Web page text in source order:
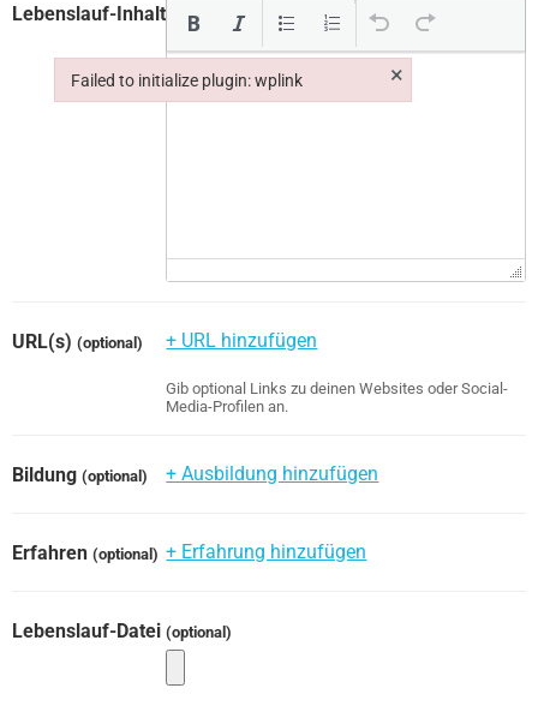
Lebenslauf-Inhalt
URL(s) (optional) + URL hinzufügen
Gib optional Links zu deinen Websites oder Social-
Media-Profilen an.
Bildung (optional) + Ausbildung hinzufügen
Erfahren (optional) + Erfahrung hinzufügen
Lebenslauf-Datei (optional)
Failed to initialize plugin: wplink ×
Failed to initialize plugin: wplink